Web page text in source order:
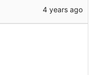
4 years ago